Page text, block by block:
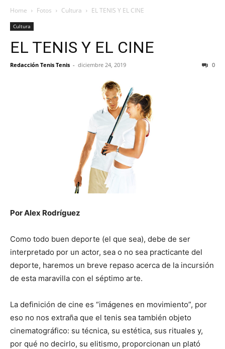
Home Fotos Cultura EL TENIS Y EL CINE
Cultura
EL TENIS Y EL CINE
Redacción Tenis Tenis - diciembre 24, 2019 0
Por Alex Rodríguez
Como todo buen deporte (el que sea), debe de ser
interpretado por un actor, sea o no sea practicante del
deporte, haremos un breve repaso acerca de la incursión
de esta maravilla con el séptimo arte.
La definición de cine es “imágenes en movimiento”, por
eso no nos extraña que el tenis sea también objeto
cinematográfico: su técnica, su estética, sus rituales y,
por qué no decirlo, su elitismo, proporcionan un plató